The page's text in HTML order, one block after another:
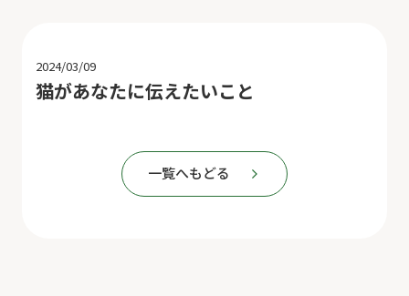
2024/03/09
猫があなたに伝えたいこと
一覧へもどる